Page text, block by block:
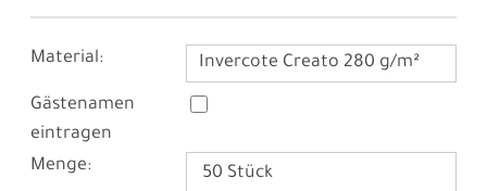
Material: Invercote Creato 280 g/m²
Gästenamen
eintragen
Menge: